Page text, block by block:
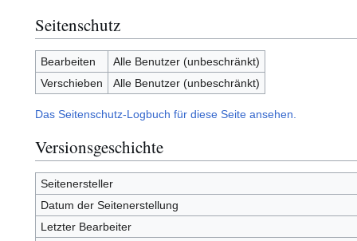
Seitenschutz
Bearbeiten
Alle Benutzer (unbeschränkt)
Verschieben
Alle Benutzer (unbeschränkt)
Das Seitenschutz-Logbuch für diese Seite ansehen.
Versionsgeschichte
Seitenersteller
Datum der Seitenerstellung
Letzter Bearbeiter